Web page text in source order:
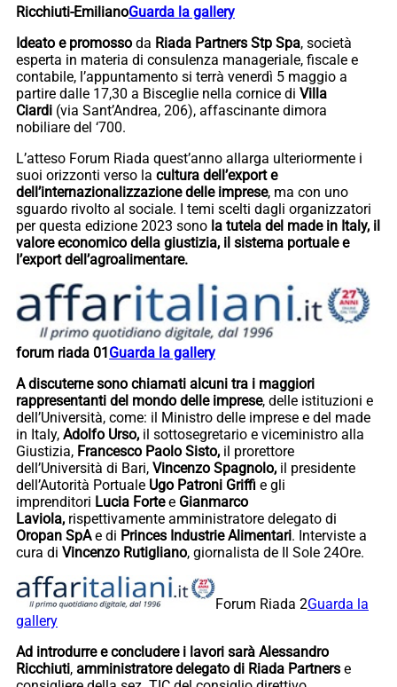
Ricchiuti-EmilianoGuarda la gallery
Ideato e promosso da Riada Partners Stp Spa, società
esperta in materia di consulenza manageriale, fiscale e
contabile, l’appuntamento si terrà venerdì 5 maggio a
partire dalle 17,30 a Bisceglie nella cornice di Villa
Ciardi (via Sant’Andrea, 206), affascinante dimora
nobiliare del ‘700.
L’atteso Forum Riada quest’anno allarga ulteriormente i
suoi orizzonti verso la cultura dell’export e
dell’internazionalizzazione delle imprese, ma con uno
sguardo rivolto al sociale. I temi scelti dagli organizzatori
per questa edizione 2023 sono la tutela del made in Italy, il
valore economico della giustizia, il sistema portuale e
l’export dell’agroalimentare.
forum riada 01 Guarda la gallery
A discuterne sono chiamati alcuni tra i maggiori
rappresentanti del mondo delle imprese, delle istituzioni e
dell’Università, come: il Ministro delle imprese e del made
in Italy, Adolfo Urso, il sottosegretario e viceministro alla
Giustizia, Francesco Paolo Sisto, il prorettore
dell’Università di Bari, Vincenzo Spagnolo, il presidente
dell’Autorità Portuale Ugo Patroni Griffi e gli
imprenditori Lucia Fortee Gianmarco
Laviola, rispettivamente amministratore delegato di
Oropan SpAe di Princes Industrie Alimentari. Interviste a
cura di Vincenzo Rutigliano, giornalista de Il Sole 24Ore.
Forum Riada 2Guarda la
gallery
Ad introdurre e concludere i lavori sarà Alessandro
Ricchiuti, amministratore delegato di Riada Partners e